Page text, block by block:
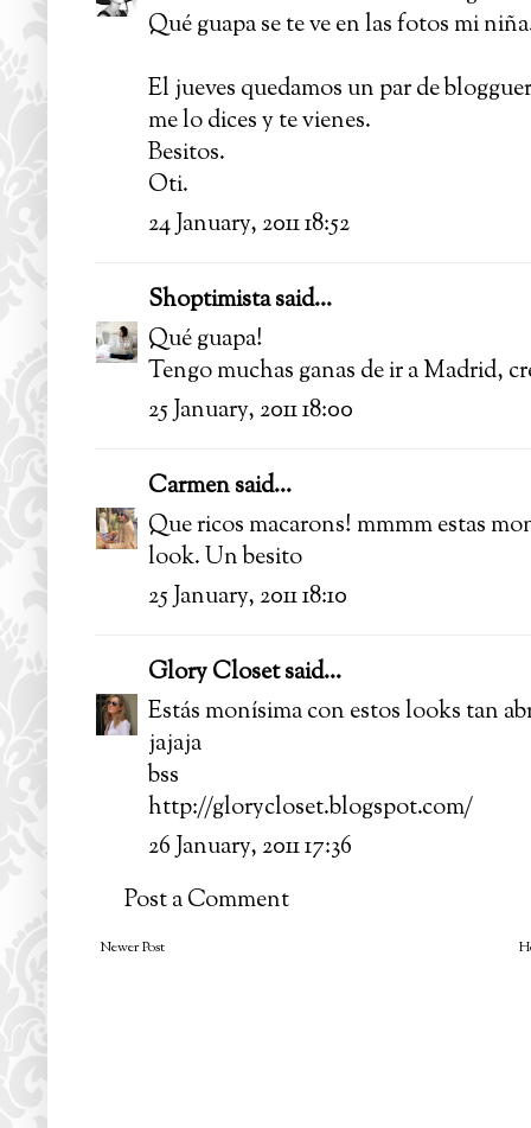
Qué guapa se te ve en las fotos mi
El jueves quedamos un par de
me lo dices y te vienes.
Besitos.
Oti.
24 January, 2011 18:52
Shoptimistasaid...
Qué guapa!
Tengo muchas ganas de ir a Madrid,
25 January, 2011 18:00
Carmensaid...
Que ricos macarons! mmmm estas
look. Un besito
25 January, 2011 18:10
Glory Closetsaid...
Estás monísima con estos looks tan
jajaja
bss
http://glorycloset.blogspot.com/
26 January, 2011 17:36
Post a Comment
Newer Post